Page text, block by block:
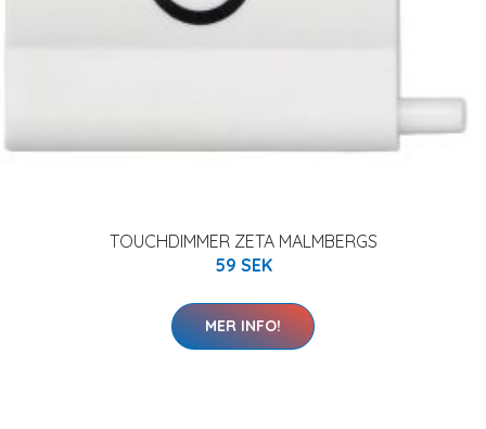
TOUCHDIMMER ZETA MALMBERGS
59 SEK
MER INFO!